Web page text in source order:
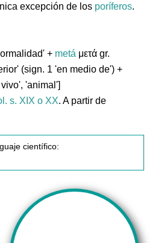
excepción de los poríferos.
+ metá μετά gr.
(sign. 1 'en medio de') +
'animal']
s. XIX o XX. A partir de
científico: